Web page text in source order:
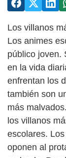
Los villanos
Los animes
público joven.
en la vida
enfrentan los
también son
más
los villanos
escolares.
oponen al